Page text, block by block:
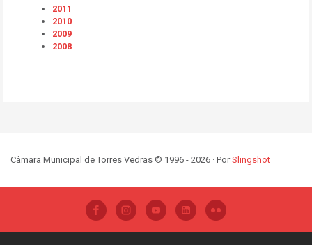
2011
2010
2009
2008
Câmara Municipal de Torres Vedras © 1996 - 2026 · PorSlingshot